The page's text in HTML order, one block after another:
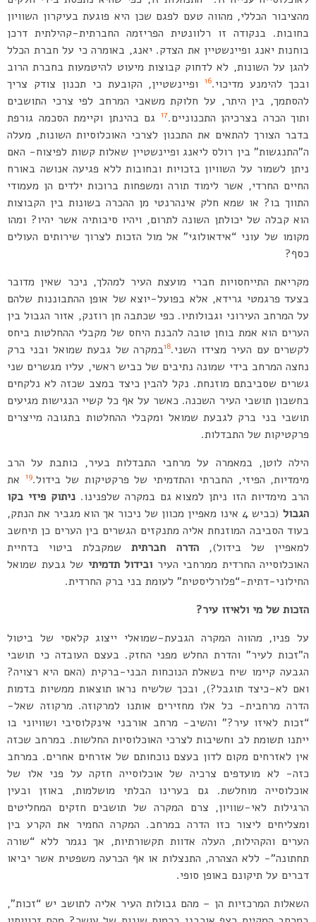
מהציבור הכללי, מהווה טעם לפגם שכן היא פוגעת בעיקרון השוויון
בחובות. בנקודה זו רלוונטית הפריזמה החברתית-קהילתית דרכן
בוחנות יאנג ופיינשטיין את הצדק. יאנג, באומרה כי על חברת הכלל
להגן על השונות, לא לדחוק קבוצות מיעוט להיטמעות בחברת הרוב
ובכך להימנע מדיכוי.16ופיינשטיין, הקובעת כי תכנון צודק צריך
להסתמך, בין היתר, על חלוקת משאבי המרחב לפי צרכי התושבים
ותוך הכרה בצרכיהן התכנוניים.17 גם בהינתן וקיימת הסכמה גורפת
בדבר הצורך להתאים את התכנון לצרכי האוכלוסיות השונות, מעלה
ה”התנגשות” בין רולס ליאנג ופיינשטיין שאלות קשות לפיצוח- האם
ניתן לשמור על השוויון בזכויות ובחובות ללא פגיעה אנושה באורח
החיים החרדי, אשר לימוד תורה ומשפחות ברוכות ילדים הן מעמודי
התווך בו? או שמא חלק אינהרנטי מן ההכרה בשונות בין הקבוצות
הוא קבלה של יכולתן השונה לתרום, ויהיו סיבותיה אשר יהיו? ומהו
מקומו של עוני “אידאולוגי” אל מול הזכות לצרוך שירותים העולים
כסף?
מקריאת התייחסויות חברי מועצת העיר למהלך, ניכר שאין מדובר
בצעד פרגמטי גרידא, אלא בפועל-יוצא של אופן ההתבוננות שלהם
על המרחב העירוני וגבולותיו. כפי שכתבה חן רוזנק, אזור הגבול בין
הערים הוא אמת בוחן טובה להבנת היחס של מקבלי ההחלטות ביחס
לקשרים עם העיר מצידו השני.18במקרה של גבעת שמואל ובני ברק
נחצה המרחב בידי שמונה נתיבים של כביש ראשי, עליו מגשרים שני
גשרים שסביבתם מוזנחת. נקל להבין כיצד במצב שכזה לא נלקחים
בחשבון תושבי העיר השכנה. כאשר על אף כל קשיי הנגישות מגיעים
תושבי בני ברק לגבעת שמואל ומקבלי ההחלטות בתגובה מייצרים
פרקטיקות של התבדלות.
הילה לוטן, במאמרה על מרחבי התבדלות בעיר, כותבת על הרב
מימדיות, הפיזי, החברתי והתדמיתי של פרקטיקות של בידול.19 את
הרב מימדיות הזו ניתן למצוא גם במקרה שלפנינו.ניתוק פיזי בקו
הגבול
(כביש 4 אינו מאפיין מכוון של ניכור אך הוא מגביר את הנתק,
בעוד הסביבה המוזנחת אליה מתנקזים הגשרים בין הערים כן תיחשב
למאפיין של בידול),הדרה חברתיתשמקבלת ביטוי בדחיית
האוכלוסייה החרדית ממרחבי העיר ובידול תדמיתי של גבעת שמואל
החילוני-דתית-“פלורליסטית” לעומת בני ברק החרדית.
הזכות של מי ולאיזו עיר?
על פניו, מהווה המקרה הגבעת-שמואלי ייצוג קלאסי של ביטול
ה”זכות לעיר” והדרת החלש מפני החזק. בעצם העובדה כי תושבי
הגבעה קיימו שיח בשאלת הנוכחות הבני-ברקית (האם היא רצויה?
ואם לא-כיצד תוגבל?), ובכך שלשיח נראו תוצאות ממשיות בדמות
הדרה מרחבית- כל אלו מחזירים אותנו למרקוזה. מרקוזה שאל-
“זכות לאיזו עיר?” והשיב- מרחב אורבני אינקלוסיבי ושוויוני בו
ייתנו תשומת לב וחשיבות לצרכי האוכלוסיות החלשות. במרחב שכזה
אין לאזרחים מקום לדון בעצם נוכחותם של אזרחים אחרים. במרחב
כזה- לא מועדפים צרכיה של אוכלוסייה חזקה על פני אלו של
אוכלוסייה מוחלשת. גם בערינו הבלתי מושלמות, באוזן ובעין
הרגילות לאי-שוויון, צרם המקרה של תושבים חזקים המחליטים
ומצליחים ליצור כזו הדרה במרחב. המקרה החמיר את הקרע בין
הערים והקהילות, העלה אדוות תקשורתיות, אך נגמר ללא “שורה
תחתונה”- ללא הצהרה, התנצלות או אף הכרעה משפטית אשר יביאו
דברים על תיקונם באופן סופי.
השאלות המרכזיות הן – מהם גבולות העיר אליה לתושב יש “זכות”,